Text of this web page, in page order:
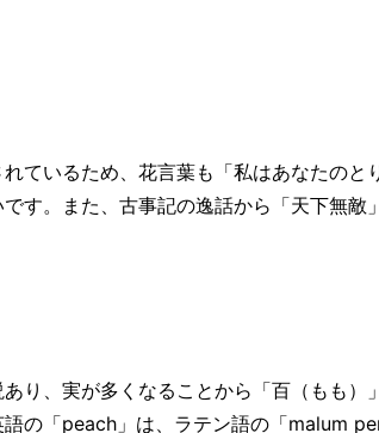
ているため、花言葉も「私はあなたの
す。また、古事記の逸話から「天下無
り、実が多くなることから「百（もも
の「peach」は、ラテン語の「malum